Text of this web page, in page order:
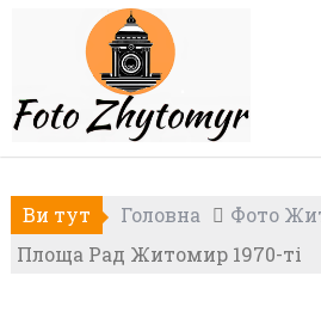
Ви тут Головна
Фото
Площа Рад Житомир 1970-ті